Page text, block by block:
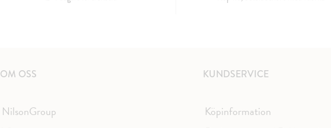
OM OSS
NilsonGroup
KUNDSERVICE
Köpinformation